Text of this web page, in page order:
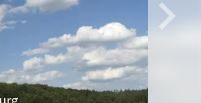
Weiter